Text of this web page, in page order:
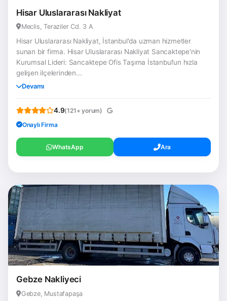
Hisar Uluslararası Nakliyat
Meclis, Teraziler Cd. 3 A
Hisar Uluslararası Nakliyat, İstanbul'da uzman hizmetler
sunan bir firma. Hisar Uluslararası Nakliyat Sancaktepe'nin
Kurumsal Lideri: Sancaktepe Ofis Taşıma İstanbul’un hızla
gelişen ilçelerinden...
Devamı
4.9(121+ yorum)
Onaylı Firma
WhatsApp Ara
Gebze Nakliyeci
Gebze, Mustafapaşa